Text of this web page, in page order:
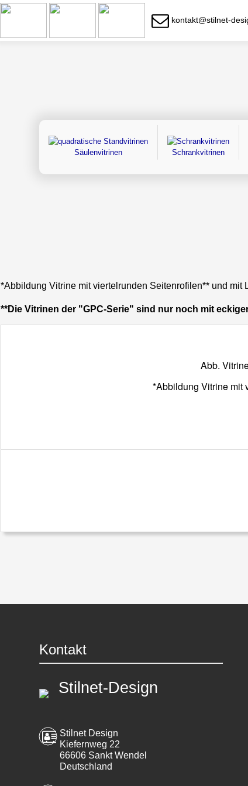
kontakt@stilnet-
Säulenvitrinen Schrankvitrinen
*Abbildung Vitrine mit viertelrunden Seitenrofilen** und
**Die Vitrinen der "GPC-Serie" sind nur noch mit
Abb.
*Abbildung Vitrine mit
Kontakt
Stilnet-Design
Stilnet Design
Kiefernweg 22
66606 Sankt Wendel
Deutschland